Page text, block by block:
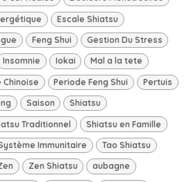
Escale Shiatsu
Feng Shui Gestion Du Stress
Insomnie Iokai Mal a la tete
Periode Feng Shui Pertuis
Saison Shiatsu
Traditionnel Shiatsu en Famille
Immunitaire Tao Shiatsu
Zen Shiatsu aubagne